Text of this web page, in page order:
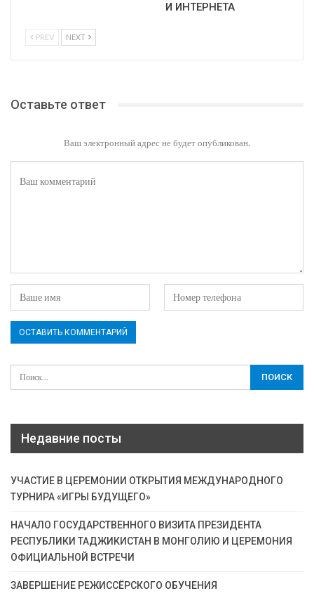
И ИНТЕРНЕТА
PREV NEXT
Оставьте ответ
Ваш электронный адрес не будет опубликован.
Недавние посты
УЧАСТИЕ В ЦЕРЕМОНИИ ОТКРЫТИЯ МЕЖДУНАРОДНОГО
ТУРНИРА «ИГРЫ БУДУЩЕГО»
НАЧАЛО ГОСУДАРСТВЕННОГО ВИЗИТА ПРЕЗИДЕНТА
РЕСПУБЛИКИ ТАДЖИКИСТАН В МОНГОЛИЮ И ЦЕРЕМОНИЯ
ОФИЦИАЛЬНОЙ ВСТРЕЧИ
ЗАВЕРШЕНИЕ РЕЖИССЁРСКОГО ОБУЧЕНИЯ